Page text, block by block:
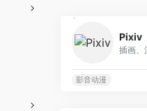
Pixiv
影音动漫